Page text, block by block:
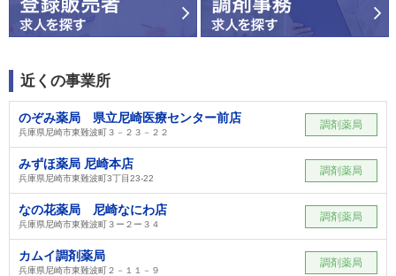
近くの事業所
のぞみ薬局 県立尼崎医療センター前店
兵庫県尼崎市東難波町３－２３－２２
調剤薬局
みずほ薬局 尼崎本店
兵庫県尼崎市東難波町3丁目23-22
調剤薬局
なの花薬局 尼崎なにわ店
兵庫県尼崎市東難波町３ー２ー３４
調剤薬局
カムイ調剤薬局
兵庫県尼崎市東難波町２－１１－９
調剤薬局